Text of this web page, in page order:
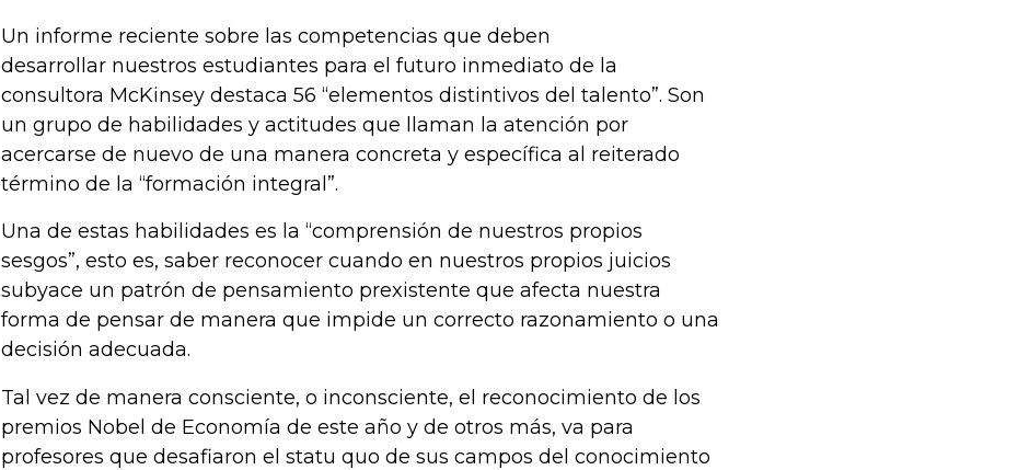
Un informe reciente sobre las competencias que deben
desarrollar nuestros estudiantes para el futuro inmediato de la
consultora McKinsey destaca 56 “elementos distintivos del talento”. Son
un grupo de habilidades y actitudes que llaman la atención por
acercarse de nuevo de una manera concreta y específica al reiterado
término de la “formación integral”.
Una de estas habilidades es la “comprensión de nuestros propios
sesgos”, esto es, saber reconocer cuando en nuestros propios juicios
subyace un patrón de pensamiento prexistente que afecta nuestra
forma de pensar de manera que impide un correcto razonamiento o una
decisión adecuada.
Tal vez de manera consciente, o inconsciente, el reconocimiento de los
premios Nobel de Economía de este año y de otros más, va para
profesores que desafiaron el statu quo de sus campos del conocimiento